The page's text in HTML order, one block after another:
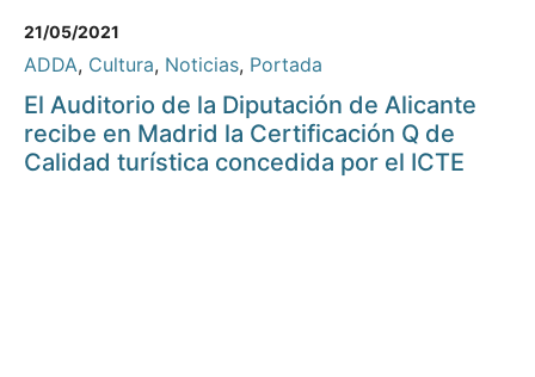
21/05/2021
ADDA, Cultura, Noticias, Portada
El Auditorio de la Diputación de Alicante
recibe en Madrid la Certificación Q de
Calidad turística concedida por el ICTE